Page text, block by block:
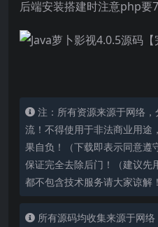
后端安装搭建时注意php要
注：所有资源来源于网络
流！不得使用于非法商业用途
果自负！（下载即表示同意遵
保证完全去除后门！（建议先
都不包含技术服务请大家谅解！
所有源码均收集来源于网